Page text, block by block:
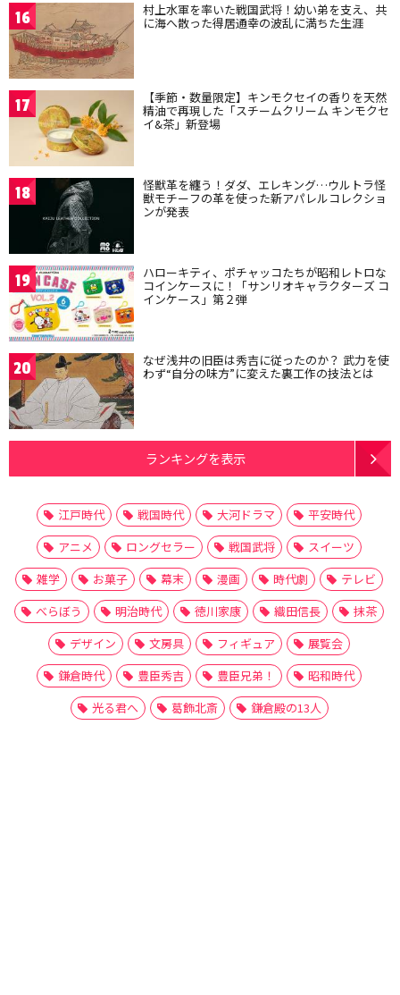
16 村上水軍を率いた戦国武将！幼い弟を支え、共
に海へ散った得居通幸の波乱に満ちた生涯
17 【季節・数量限定】キンモクセイの香りを天然
精油で再現した「スチームクリーム キンモクセ
イ&茶」新登場
18 怪獣革を纏う！ダダ、エレキング…ウルトラ怪
獣モチーフの革を使った新アパレルコレクショ
ンが発表
19 ハローキティ、ポチャッコたちが昭和レトロな
コインケースに！「サンリオキャラクターズ コ
インケース」第２弾
20 なぜ浅井の旧臣は秀吉に従ったのか？ 武力を使
わず“自分の味方”に変えた裏工作の技法とは
ランキングを表示
江戸時代 戦国時代 大河ドラマ
平安時代
アニメ
ロングセラー 戦国武将
スイーツ
雑学
お菓子 幕末 漫画 時代劇
テレビ
べらぼう
明治時代 徳川家康 織田信長
抹茶
デザイン
文房具 フィギュア
展覧会
鎌倉時代
豊臣秀吉 豊臣兄弟！
昭和時代
光る君へ
葛飾北斎 鎌倉殿の13人